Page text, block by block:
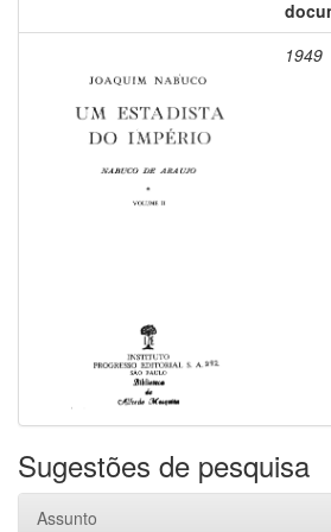
1949
Sugestões de pesquisa
Assunto